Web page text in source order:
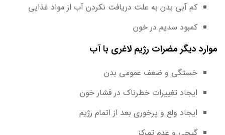
کم آبی بدن به علت دریافت نکردن آب از مواد غذایی
کمبود سدیم در خون
موارد دیگر مضرات رژیم لاغری با آب
خستگی و ضعف عمومی بدن
ایجاد تغییرات خطرناک در فشار خون
ایجاد ولع و پرخوری بعد از اتمام رژیم